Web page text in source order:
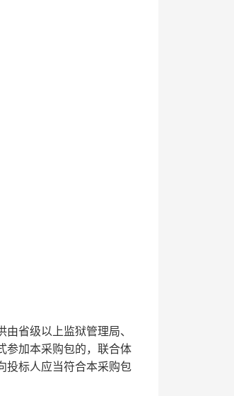
省级以上监狱管理局、
参加本采购包的，联合体
投标人应当符合本采购包